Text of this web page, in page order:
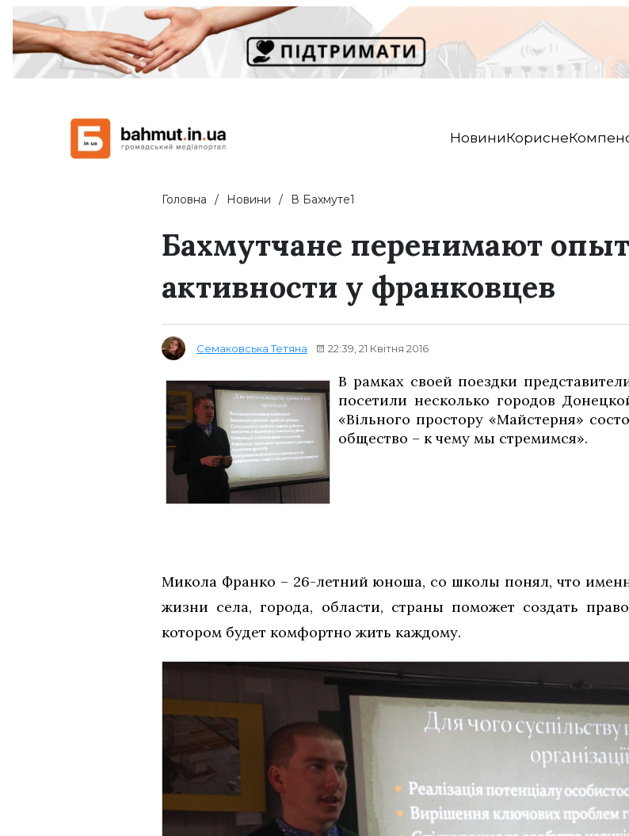
НовиниКорисне
Головна Новини В Бахмуте1
Бахмутчане перенимают
активности у франковцев
Семаковська Тетяна 22:39, 21 Квітня 2016
В рамках своей поездки
посетили несколько городов
«Вільного простору «Майстерня»
общество – к чему мы стремимся».
Микола Франко – 26-летний юноша, со школы понял, что
жизни села, города, области, страны поможет создать
котором будет комфортно жить каждому.